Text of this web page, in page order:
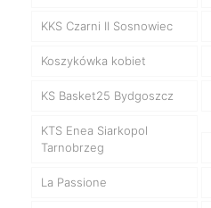
KKS Czarni II Sosnowiec
Koszykówka kobiet
KS Basket25 Bydgoszcz
KTS Enea Siarkopol
Tarnobrzeg
La Passione